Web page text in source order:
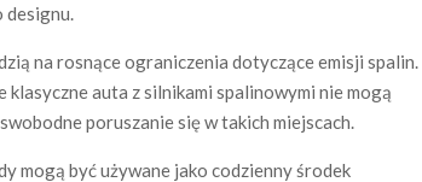
designu.
na rosnące ograniczenia dotyczące emisji spalin.
auta z silnikami spalinowymi nie mogą
poruszanie się w takich miejscach.
mogą być używane jako codzienny środek